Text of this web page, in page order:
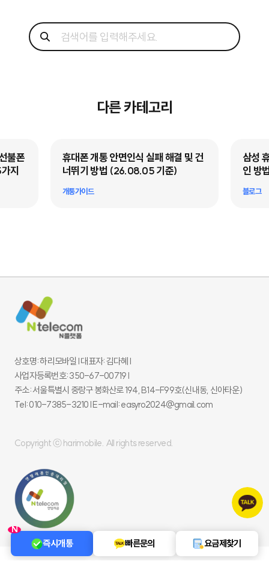
다른 카테고리
불폰
지
휴대폰 개통 안면인식 실패 해결 및 건
너뛰기 방법 (26.08.05 기준)
개통가이드
삼성
인 방
블로그
상호명: 하리모바일 l 대표자: 김다혜 l
사업자등록번호: 350-67-00719 l
주소: 서울특별시 중랑구 봉화산로 194, B14-F99호(신내동, 신아타운)
Tel: 010-7385-3210 l E-mail: easyro2024@gmail.com
Copyright ⓒ harimobile. All rights reserved.
N
즉시개통 빠른문의 요금제찾기